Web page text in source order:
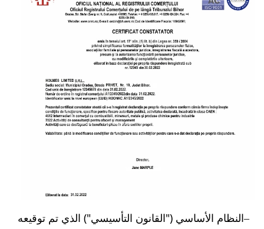
النظام الأساسي ("القانون التأسيسي") الذي تم توقيعه